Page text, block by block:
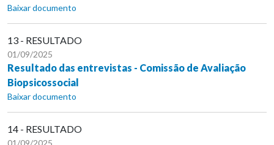
Baixar documento
13 - RESULTADO
01/09/2025
Resultado das entrevistas - Comissão de Avaliação
Biopsicossocial
Baixar documento
14 - RESULTADO
01/09/2025